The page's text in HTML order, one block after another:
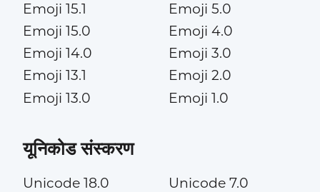
Emoji 15.1
Emoji 15.0
Emoji 14.0
Emoji 13.1
Emoji 13.0
Emoji 5.0
Emoji 4.0
Emoji 3.0
Emoji 2.0
Emoji 1.0
यूनिकोड संस्करण
Unicode 18.0
Unicode 7.0